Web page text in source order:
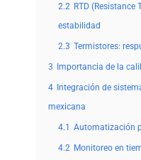
2.2 RTD (Resistance
estabilidad
2.3 Termistores:
3 Importancia de la
4 Integración de
mexicana
4.1 Automatización
4.2 Monitoreo en